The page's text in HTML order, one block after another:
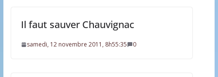
Il faut sauver Chauvignac
samedi, 12 novembre 2011, 8h55:35 0